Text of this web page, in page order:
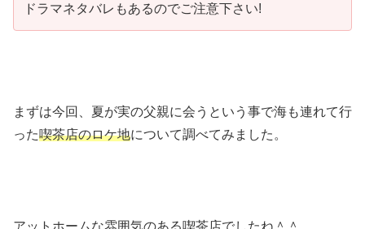
ドラマネタバレもあるのでご注意下さい!
まずは今回、夏が実の父親に会うという事で海も連れて行
った喫茶店のロケ地について調べてみました。